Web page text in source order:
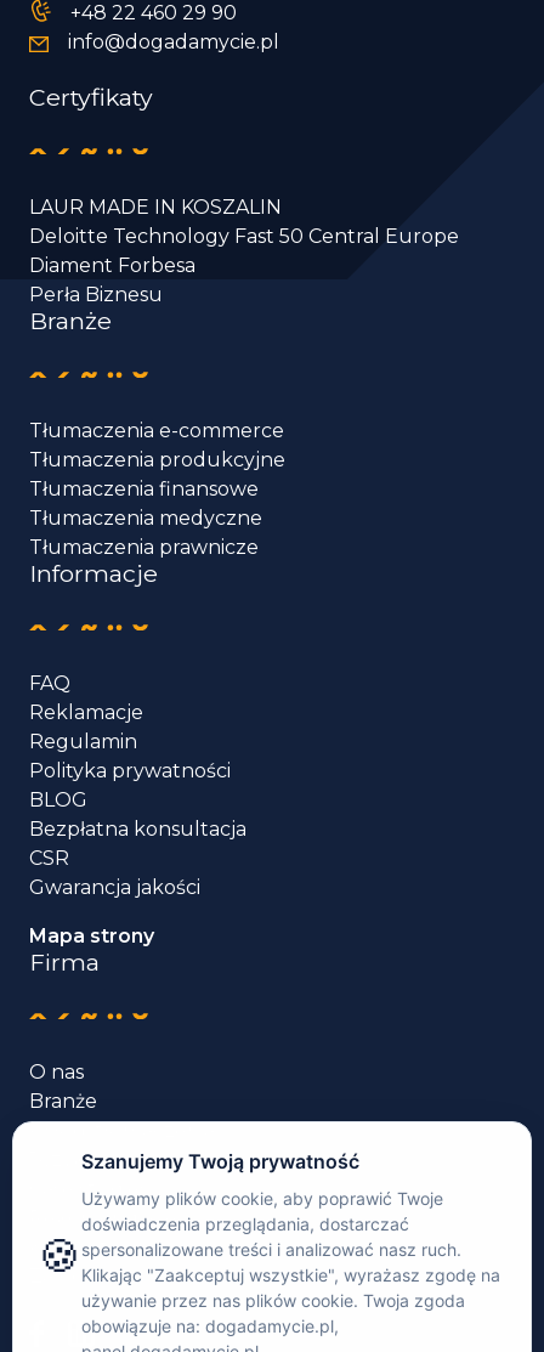
+48 22 460 29 90
info@dogadamycie.pl
Certyfikaty
LAUR MADE IN KOSZALIN
Deloitte Technology Fast 50 Central Europe
Diament Forbesa
Perła Biznesu
Branże
Tłumaczenia e-commerce
Tłumaczenia produkcyjne
Tłumaczenia finansowe
Tłumaczenia medyczne
Tłumaczenia prawnicze
Informacje
FAQ
Reklamacje
Regulamin
Polityka prywatności
BLOG
Bezpłatna konsultacja
CSR
Gwarancja jakości
Mapa strony
Firma
O nas
Branże
Języki
Case studies
Rekomendacje
Kontakt
Zaloguj się